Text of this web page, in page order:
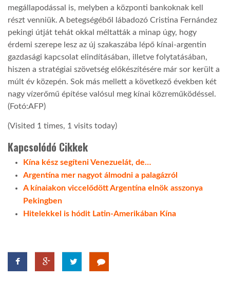
DOBRAVERO.HU
LATIMO.HU
GLOBOBOOK
megállapodással is, melyben a központi bankoknak kell
részt venniük. A betegségéből lábadozó Cristina Fernández
pekingi útját tehát okkal méltatták a minap úgy, hogy
érdemi szerepe lesz az új szakaszába lépő kínai-argentin
gazdasági kapcsolat elindításában, illetve folytatásában,
hiszen a stratégiai szövetség előkészítésére már sor került a
múlt év közepén. Sok más mellett a következő években két
nagy vízerőmű építése valósul meg kínai közreműködéssel.
(Fotó:AFP)
(Visited 1 times, 1 visits today)
Kapcsolódó Cikkek
Kína kész segíteni Venezuelát, de…
Argentína mer nagyot álmodni a palagázról
A kínaiakon viccelődött Argentína elnök asszonya
Pekingben
Hitelekkel is hódit Latin-Amerikában Kína